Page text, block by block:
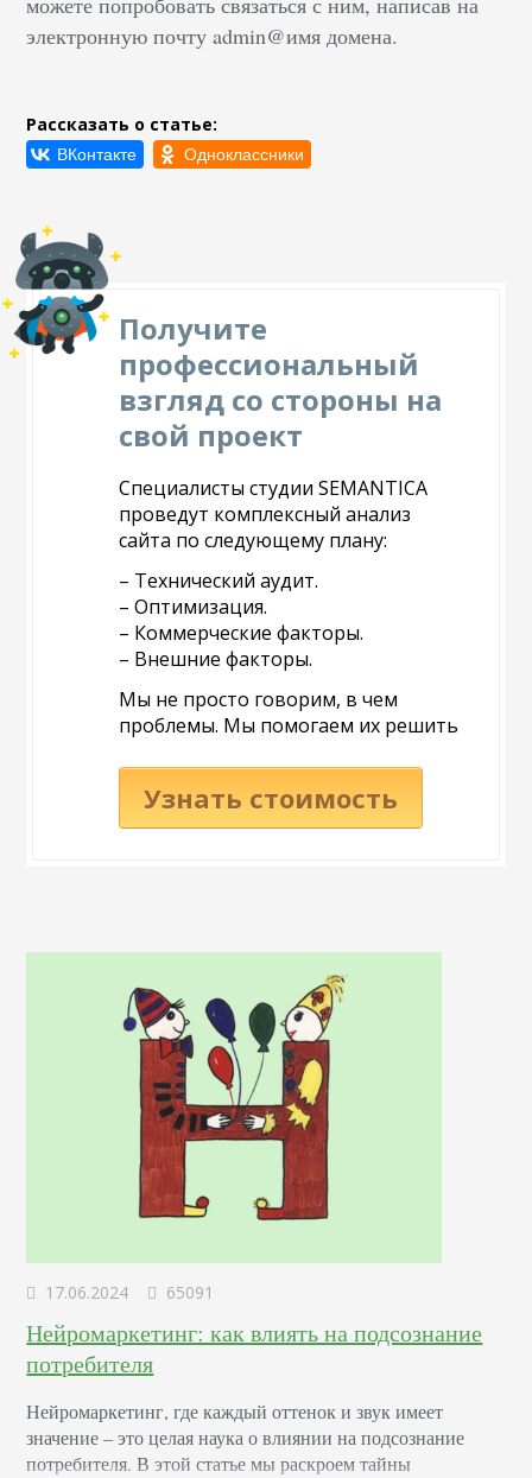
электронную почту admin@имя домена.
Рассказать о статье:
Получите
профессиональный
взгляд со стороны на
свой проект
Специалисты студии SEMANTICA
проведут комплексный анализ
сайта по следующему плану:
– Технический аудит.
– Оптимизация.
– Коммерческие факторы.
– Внешние факторы.
Мы не просто говорим, в чем
проблемы. Мы помогаем их решить
Узнать стоимость
17.06.2024 65091
Нейромаркетинг: как влиять на подсознание
потребителя
Нейромаркетинг, где каждый оттенок и звук имеет
значение – это целая наука о влиянии на подсознание
потребителя. В этой статье мы раскроем тайны